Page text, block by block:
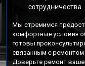
сотрудничества.
Мы стремимся
комфортные условия
готовы
связанным с
Доверьте ремонт